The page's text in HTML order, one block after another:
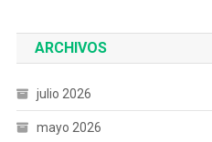
ARCHIVOS
julio 2026
mayo 2026